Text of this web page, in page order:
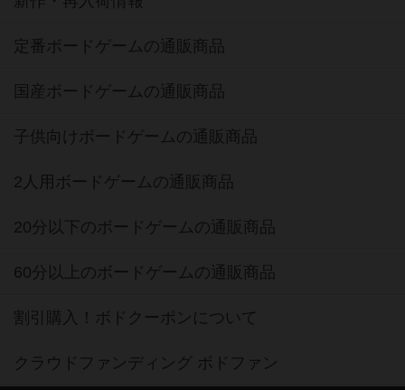
定番ボードゲームの通販商品
国産ボードゲームの通販商品
子供向けボードゲームの通販商品
2人用ボードゲームの通販商品
20分以下のボードゲームの通販商品
60分以上のボードゲームの通販商品
割引購入！ボドクーポンについて
クラウドファンディング ボドファン